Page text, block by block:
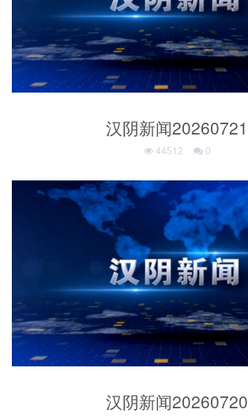
汉阴新闻20260721
44512 0
汉阴新闻20260720